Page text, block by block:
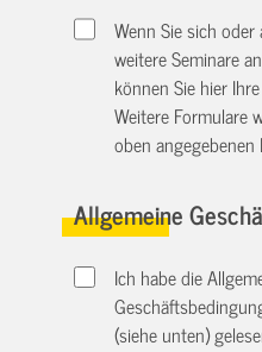
Wenn Sie sich
weitere Seminare
können Sie hier
Weitere Formulare
oben
Allgemeine
Ich habe die
(siehe unten)